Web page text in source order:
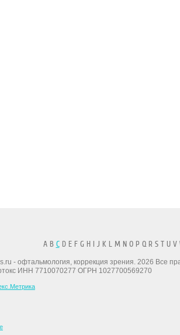
A B CD E F G H I J K L M N O P Q R S T U V
- офтальмология, коррекция зрения. 2026 Все
ИНН 7710070277 ОГРН 1027700569270